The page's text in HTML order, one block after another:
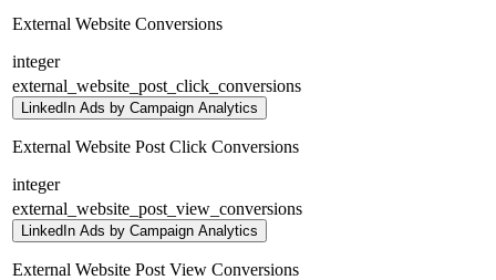
External Website Conversions
integer
external_website_post_click_conversions
LinkedIn Ads by Campaign Analytics
External Website Post Click Conversions
integer
external_website_post_view_conversions
LinkedIn Ads by Campaign Analytics
External Website Post View Conversions